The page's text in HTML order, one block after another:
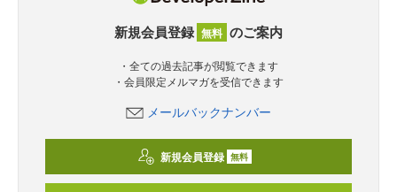
新規会員登録 無料 のご案内
・全ての過去記事が閲覧できます
・会員限定メルマガを受信できます
メールバックナンバー
新規会員登録 無料